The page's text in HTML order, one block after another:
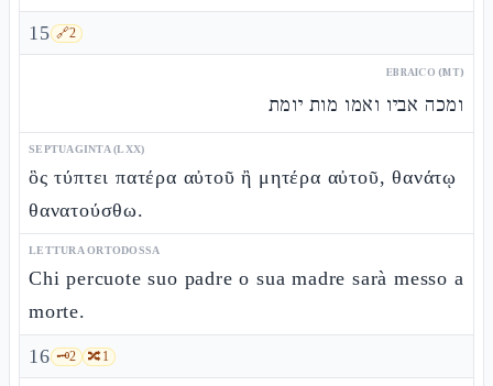
15 🔗2
EBRAICO (MT)
ומכה אביו ואמו מות יומת
SEPTUAGINTA (LXX)
ὃς τύπτει πατέρα αὐτοῦ ἢ μητέρα αὐτοῦ, θανάτῳ
θανατούσθω.
LETTURA ORTODOSSA
Chi percuote suo padre o sua madre sarà messo a
morte.
16 🗝️2 🔀1